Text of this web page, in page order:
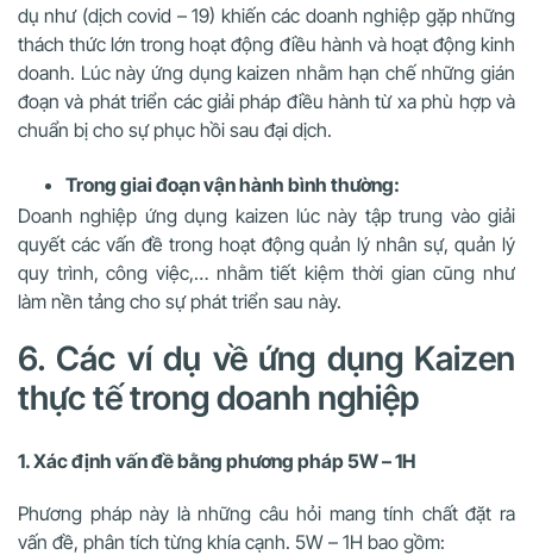
dụ như (dịch covid – 19) khiến các doanh nghiệp gặp những
thách thức lớn trong hoạt động điều hành và hoạt động kinh
doanh. Lúc này ứng dụng kaizen nhằm hạn chế những gián
đoạn và phát triển các giải pháp điều hành từ xa phù hợp và
chuẩn bị cho sự phục hồi sau đại dịch.
Trong giai đoạn vận hành bình thường:
Doanh nghiệp ứng dụng kaizen lúc này tập trung vào giải
quyết các vấn đề trong hoạt động quản lý nhân sự, quản lý
quy trình, công việc,… nhằm tiết kiệm thời gian cũng như
làm nền tảng cho sự phát triển sau này.
6. Các ví dụ về ứng dụng Kaizen
thực tế trong doanh nghiệp
1. Xác định vấn đề bằng phương pháp 5W – 1H
Phương pháp này là những câu hỏi mang tính chất đặt ra
vấn đề, phân tích từng khía cạnh. 5W – 1H bao gồm: